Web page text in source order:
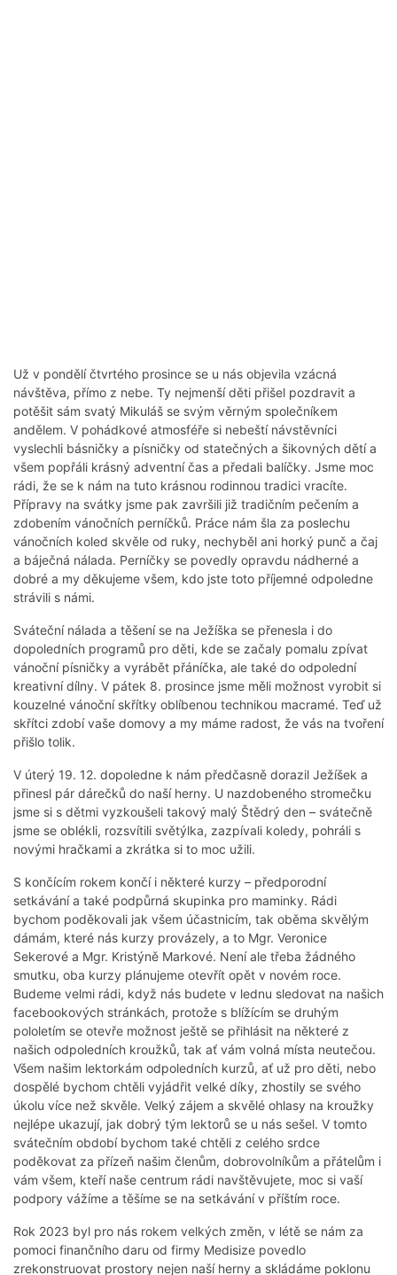
Už v pondělí čtvrtého prosince se u nás objevila vzácná
návštěva, přímo z nebe. Ty nejmenší děti přišel pozdravit a
potěšit sám svatý Mikuláš se svým věrným společníkem
andělem. V pohádkové atmosféře si nebeští návstěvníci
vyslechli básničky a písničky od statečných a šikovných dětí a
všem popřáli krásný adventní čas a předali balíčky. Jsme moc
rádi, že se k nám na tuto krásnou rodinnou tradici vracíte.
Přípravy na svátky jsme pak završili již tradičním pečením a
zdobením vánočních perníčků. Práce nám šla za poslechu
vánočních koled skvěle od ruky, nechyběl ani horký punč a čaj
a báječná nálada. Perníčky se povedly opravdu nádherné a
dobré a my děkujeme všem, kdo jste toto příjemné odpoledne
strávili s námi.
Sváteční nálada a těšení se na Ježíška se přenesla i do
dopoledních programů pro děti, kde se začaly pomalu zpívat
vánoční písničky a vyrábět přáníčka, ale také do odpolední
kreativní dílny. V pátek 8. prosince jsme měli možnost vyrobit si
kouzelné vánoční skřítky oblíbenou technikou macramé. Teď už
skřítci zdobí vaše domovy a my máme radost, že vás na tvoření
přišlo tolik.
V úterý 19. 12. dopoledne k nám předčasně dorazil Ježíšek a
přinesl pár dárečků do naší herny. U nazdobeného stromečku
jsme si s dětmi vyzkoušeli takový malý Štědrý den – svátečně
jsme se oblékli, rozsvítili světýlka, zazpívali koledy, pohráli s
novými hračkami a zkrátka si to moc užili.
S končícím rokem končí i některé kurzy – předporodní
setkávání a také podpůrná skupinka pro maminky. Rádi
bychom poděkovali jak všem účastnicím, tak oběma skvělým
dámám, které nás kurzy provázely, a to Mgr. Veronice
Sekerové a Mgr. Kristýně Markové. Není ale třeba žádného
smutku, oba kurzy plánujeme otevřít opět v novém roce.
Budeme velmi rádi, když nás budete v lednu sledovat na našich
facebookových stránkách, protože s blížícím se druhým
pololetím se otevře možnost ještě se přihlásit na některé z
našich odpoledních kroužků, tak ať vám volná místa neutečou.
Všem našim lektorkám odpoledních kurzů, ať už pro děti, nebo
dospělé bychom chtěli vyjádřit velké díky, zhostily se svého
úkolu více než skvěle. Velký zájem a skvělé ohlasy na kroužky
nejlépe ukazují, jak dobrý tým lektorů se u nás sešel. V tomto
svátečním období bychom také chtěli z celého srdce
poděkovat za přízeň našim členům, dobrovolníkům a přátelům i
vám všem, kteří naše centrum rádi navštěvujete, moc si vaší
podpory vážíme a těšíme se na setkávání v příštím roce.
Rok 2023 byl pro nás rokem velkých změn, v létě se nám za
pomoci finančního daru od firmy Medisize povedlo
zrekonstruovat prostory nejen naší herny a skládáme poklonu